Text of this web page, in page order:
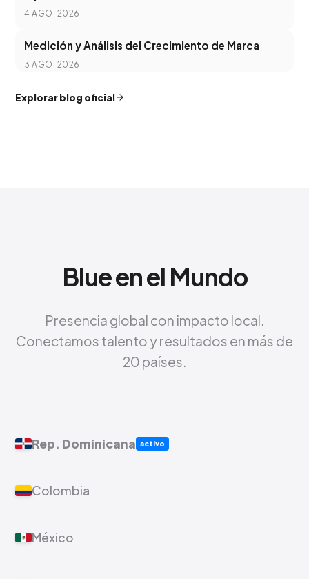
4 AGO. 2026
Medición y Análisis del Crecimiento de Marca
3 AGO. 2026
Explorar blog oficial
Blue en el Mundo
Presencia global con impacto local.
Conectamos talento y resultados en más de
20 países.
Rep. Dominicana activo
Colombia
México